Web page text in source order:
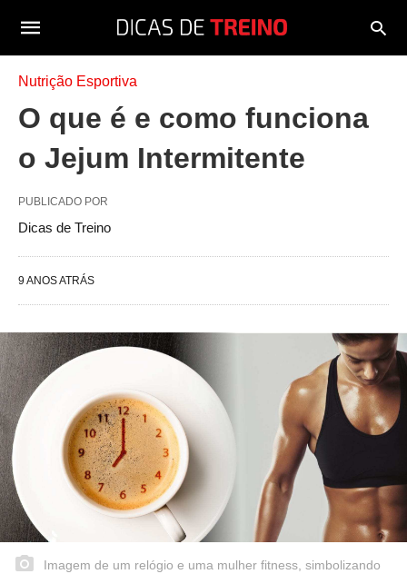
Nutrição Esportiva
O que é e como funciona
o Jejum Intermitente
PUBLICADO POR
Dicas de Treino
9 ANOS ATRÁS
Imagem de um relógio e uma mulher fitness, simbolizando